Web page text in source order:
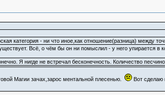
категория - ни что иное,как отношение(разница) между
Всё, о чём бы он ни помыслил - у него упирается в
Я нигде не встречал бесконечность. Количество
Магии зачах,зарос ментальной плесенью.
Вот сделаю